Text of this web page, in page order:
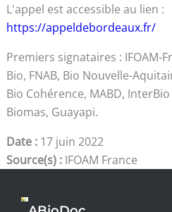
L'appel est accessible au lien :
https://appeldebordeaux.fr/
Premiers signataires : IFOAM-
Bio, FNAB, Bio Nouvelle-
Bio Cohérence, MABD,
Biomas, Guayapi.
Date : 17 juin 2022
Source(s) : IFOAM France